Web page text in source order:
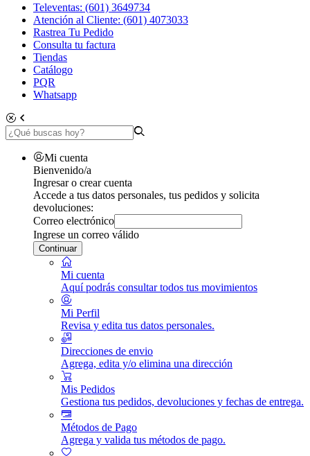
Televentas: (601) 3649734
Atención al Cliente: (601) 4073033
Rastrea Tu Pedido
Consulta tu factura
Tiendas
Catálogo
PQR
Whatsapp
Mi cuenta
Bienvenido/a
Ingresar o crear cuenta
Accede a tus datos personales, tus pedidos y solicita
devoluciones:
Correo electrónico
Ingrese un correo válido
Continuar
Mi cuenta
Aquí podrás consultar todos tus movimientos
Mi Perfil
Revisa y edita tus datos personales.
Direcciones de envio
Agrega, edita y/o elimina una dirección
Mis Pedidos
Gestiona tus pedidos, devoluciones y fechas de entrega.
Métodos de Pago
Agrega y valida tus métodos de pago.